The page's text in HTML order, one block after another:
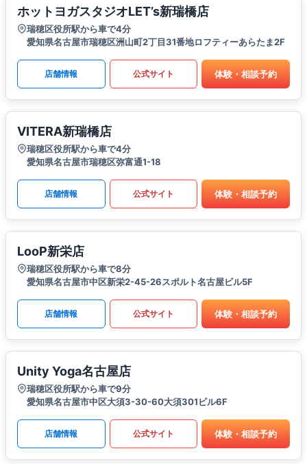
ホットヨガスタジオLET’s新瑞橋店
瑞穂区役所駅から車で4分
愛知県名古屋市瑞穂区洲山町2丁目31番地ロフティーあらたま2F
店舗情報 公式サイト 体験・相談予約
VITERA新瑞橋店
瑞穂区役所駅から車で4分
愛知県名古屋市瑞穂区弥富通1-18
店舗情報 公式サイト 体験・相談予約
LooP新栄店
瑞穂区役所駅から車で8分
愛知県名古屋市中区新栄2-45-26スポルト名古屋ビル5F
店舗情報 公式サイト 体験・相談予約
Unity Yoga名古屋店
瑞穂区役所駅から車で9分
愛知県名古屋市中区大須3-30-60大須301ビル6F
店舗情報 公式サイト 体験・相談予約